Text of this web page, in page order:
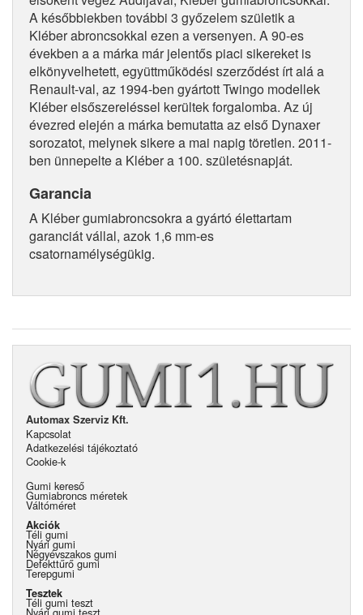
A későbbiekben további 3 győzelem születik a
Kléber abroncsokkal ezen a versenyen. A 90-es
években a a márka már jelentős piaci sikereket is
elkönyvelhetett, együttműködési szerződést írt alá a
Renault-val, az 1994-ben gyártott Twingo modellek
Kléber elsőszereléssel kerültek forgalomba. Az új
évezred elején a márka bemutatta az első Dynaxer
sorozatot, melynek sikere a mai napig töretlen. 2011-
ben ünnepelte a Kléber a 100. születésnapját.
Garancia
A Kléber gumiabroncsokra a gyártó élettartam
garanciát vállal, azok 1,6 mm-es
csatornamélységükig.
Automax Szerviz Kft.
Kapcsolat
Adatkezelési tájékoztató
Cookie-k
Gumi kereső
Gumiabroncs méretek
Váltóméret
Akciók
Téli gumi
Nyári gumi
Négyévszakos gumi
Defekttűrő gumi
Terepgumi
Tesztek
Téli gumi teszt